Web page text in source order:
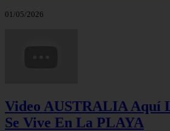
01/05/2026
Video AUSTRALIA Aquí
Se Vive En La PLAYA